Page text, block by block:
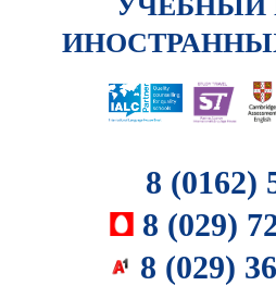
8 (0162)
8 (029)
8 (029)